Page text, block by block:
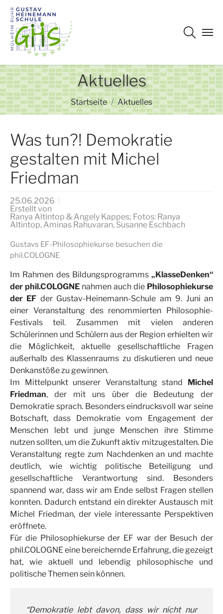
Zum Hauptinhalt springen
Aktuelles
Sie sind hier:
Startseite Aktuelles
Was tun?! Demokratie
gestalten mit Michel
Friedman
25.06.2026
Erstellt von
Ranya Altintop & Angely Kappes; Fotos: Ranya
Altintop, Aminas Rahuvaran, Susanne Eschbach
Gustavs EF-Philosophiekurse besuchen die
phil.COLOGNE
Im Rahmen des Bildungsprogramms „KlasseDenken“
der phil.COLOGNE nahmen auch die Philosophiekurse
der EF der Gustav-Heinemann-Schule am 9. Juni an
einer Veranstaltung des renommierten Philosophie-
Festivals teil. Zusammen mit vielen anderen
Schülerinnen und Schülern aus der Region erhielten wir
die Möglichkeit, aktuelle gesellschaftliche Fragen
außerhalb des Klassenraums zu diskutieren und neue
Denkanstöße zu gewinnen.
Im Mittelpunkt unserer Veranstaltung stand Michel
Friedman, der mit uns über die Bedeutung der
Demokratie sprach. Besonders eindrucksvoll war seine
Botschaft, dass Demokratie vom Engagement der
Menschen lebt und junge Menschen ihre Stimme
nutzen sollten, um die Zukunft aktiv mitzugestalten. Die
Veranstaltung regte zum Nachdenken an und machte
deutlich, wie wichtig politische Beteiligung und
gesellschaftliche Verantwortung sind. Besonders
spannend war, dass wir am Ende selbst Fragen stellen
konnten. Dadurch entstand ein direkter Austausch mit
Michel Friedman, der viele interessante Perspektiven
eröffnete.
Für die Philosophiekurse der EF war der Besuch der
phil.COLOGNE eine bereichernde Erfahrung, die gezeigt
hat, wie aktuell und lebendig philosophische und
politische Themen sein können.
“Demokratie lebt davon, dass wir nicht nur